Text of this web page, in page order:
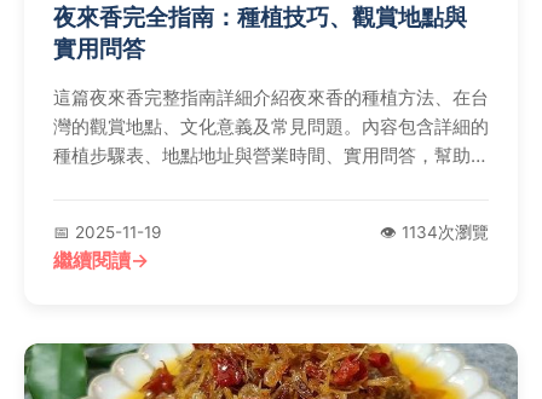
夜來香完全指南：種植技巧、觀賞地點與
實用問答
這篇夜來香完整指南詳細介紹夜來香的種植方法、在台
灣的觀賞地點、文化意義及常見問題。內容包含詳細的
種植步驟表、地點地址與營業時間、實用問答，幫助你
📅 2025-11-19 👁️ 1134次瀏覽
繼續閱讀